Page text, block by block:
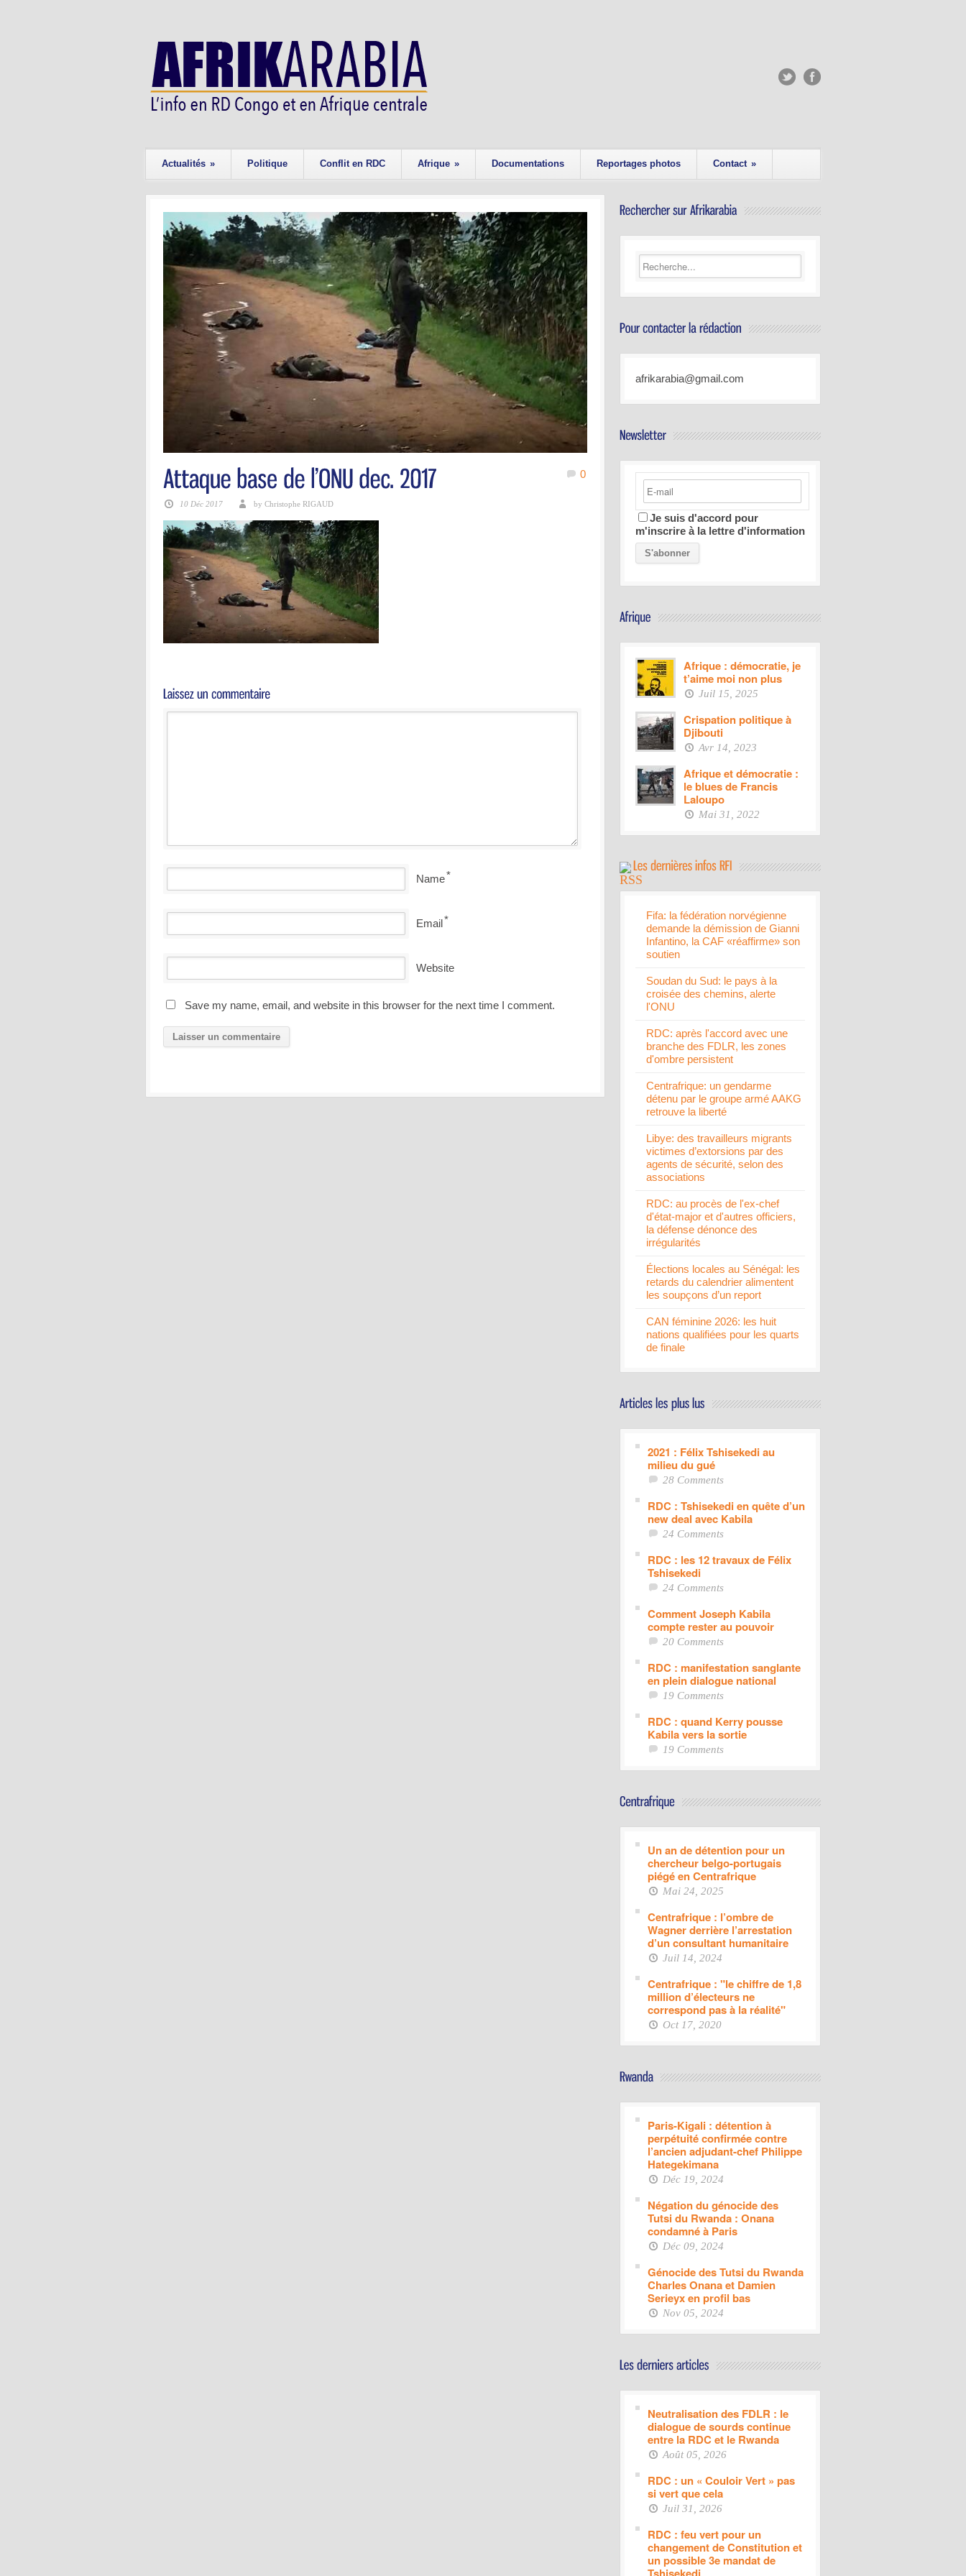
Actualités » Politique Conflit en RDC Afrique » Documentations Reportages photos Contact »
0
10 Déc 2017 by Christophe RIGAUD
Name*
Email*
Website
Save my name, email, and website in this browser for the next time I comment.
afrikarabia@gmail.com
Je suis d'accord pour
m'inscrire à la lettre d'information
Afrique : démocratie, je
t’aime moi non plus
Juil 15, 2025
Crispation politique à
Djibouti
Avr 14, 2023
Afrique et démocratie :
le blues de Francis
Laloupo
Mai 31, 2022
Fifa: la fédération norvégienne
demande la démission de Gianni
Infantino, la CAF «réaffirme» son
soutien
Soudan du Sud: le pays à la
croisée des chemins, alerte
l'ONU
RDC: après l'accord avec une
branche des FDLR, les zones
d'ombre persistent
Centrafrique: un gendarme
détenu par le groupe armé AAKG
retrouve la liberté
Libye: des travailleurs migrants
victimes d’extorsions par des
agents de sécurité, selon des
associations
RDC: au procès de l'ex-chef
d'état-major et d'autres officiers,
la défense dénonce des
irrégularités
Élections locales au Sénégal: les
retards du calendrier alimentent
les soupçons d’un report
CAN féminine 2026: les huit
nations qualifiées pour les quarts
de finale
2021 : Félix Tshisekedi au
milieu du gué
28 Comments
RDC : Tshisekedi en quête d’un
new deal avec Kabila
24 Comments
RDC : les 12 travaux de Félix
Tshisekedi
24 Comments
Comment Joseph Kabila
compte rester au pouvoir
20 Comments
RDC : manifestation sanglante
en plein dialogue national
19 Comments
RDC : quand Kerry pousse
Kabila vers la sortie
19 Comments
Un an de détention pour un
chercheur belgo-portugais
piégé en Centrafrique
Mai 24, 2025
Centrafrique : l’ombre de
Wagner derrière l’arrestation
d’un consultant humanitaire
Juil 14, 2024
Centrafrique : "le chiffre de 1,8
million d’électeurs ne
correspond pas à la réalité"
Oct 17, 2020
Paris-Kigali : détention à
perpétuité confirmée contre
l’ancien adjudant-chef Philippe
Hategekimana
Déc 19, 2024
Négation du génocide des
Tutsi du Rwanda : Onana
condamné à Paris
Déc 09, 2024
Génocide des Tutsi du Rwanda
Charles Onana et Damien
Serieyx en profil bas
Nov 05, 2024
Neutralisation des FDLR : le
dialogue de sourds continue
entre la RDC et le Rwanda
Août 05, 2026
RDC : un « Couloir Vert » pas
si vert que cela
Juil 31, 2026
RDC : feu vert pour un
changement de Constitution et
un possible 3e mandat de